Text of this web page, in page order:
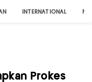
INTERNATIONAL
Prokes